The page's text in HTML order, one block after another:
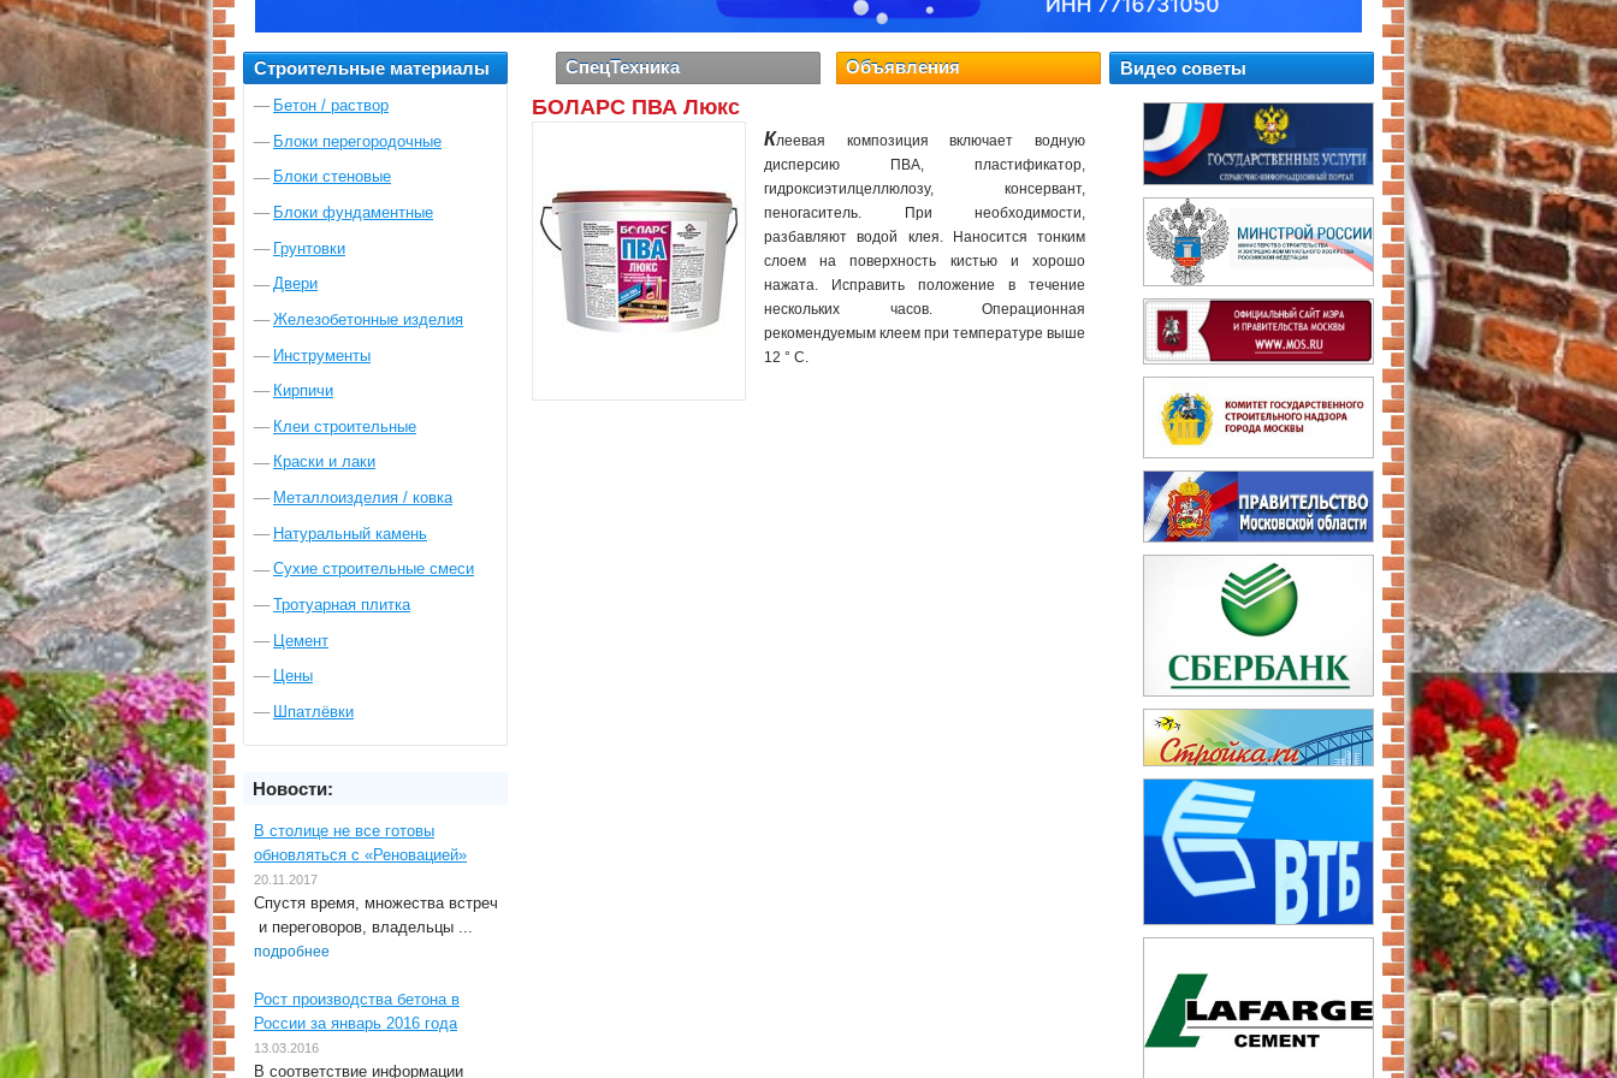
Строительные материалы
Бетон / раствор
Блоки перегородочные
Блоки стеновые
Блоки фундаментные
Грунтовки
Двери
Железобетонные изделия
Инструменты
Кирпичи
Клеи строительные
Краски и лаки
Металлоизделия / ковка
Натуральный камень
Сухие строительные смеси
Тротуарная плитка
Цемент
Цены
Шпатлёвки
Новости:
В столице не все готовы
обновляться с «Реновацией»
20.11.2017
Спустя время, множества встреч
и переговоров, владельцы ...
подробнее
Рост производства бетона в
России за январь 2016 года
13.03.2016
В соответствие информации
СпецТехника Объявления Видео советы
БОЛАРС ПВА Люкс
Клеевая композиция включает водную
дисперсию ПВА, пластификатор,
гидроксиэтилцеллюлозу, консервант,
пеногаситель. При необходимости,
разбавляют водой клея. Наносится тонким
слоем на поверхность кистью и хорошо
нажата. Исправить положение в течение
нескольких часов. Операционная
рекомендуемым клеем при температуре выше
12 ° С.